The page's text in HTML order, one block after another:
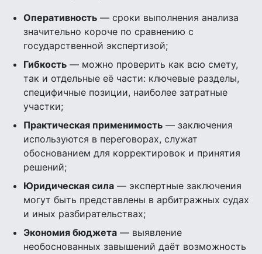
Оперативность — сроки выполнения анализа
значительно короче по сравнению с
государственной экспертизой;
Гибкость — можно проверить как всю смету,
так и отдельные её части: ключевые разделы,
специфичные позиции, наиболее затратные
участки;
Практическая применимость — заключения
используются в переговорах, служат
обоснованием для корректировок и принятия
решений;
Юридическая сила — экспертные заключения
могут быть представлены в арбитражных судах
и иных разбирательствах;
Экономия бюджета — выявление
необоснованных завышений даёт возможность